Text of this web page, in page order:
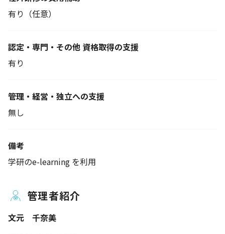
有り（任意）
認定・専門・その他 資格取得の支援
有り
管理・経営・独立への支援
無し
備考
学研のe-learning を利用
管理者紹介
文元 千奈美